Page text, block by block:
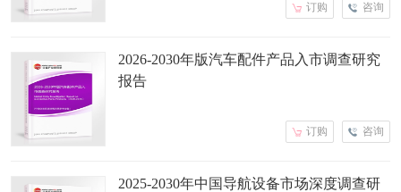
咨询
订购
2026-2030年版汽车配件产品入市调查研究
报告
咨询
订购
2025-2030年中国导航设备市场深度调查研